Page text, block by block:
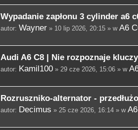
Wypadanie zapłonu 3 cylinder a6
autor: Wayner» 10 lip 2026, 20:15 » w A6
Audi A6 C8 | Nie rozpoznaje
autor: Kamil100» 29 cze 2026, 15:06 » w
Rozruszniko-alternator -
autor: Decimus » 25 cze 2026, 16:14 » w